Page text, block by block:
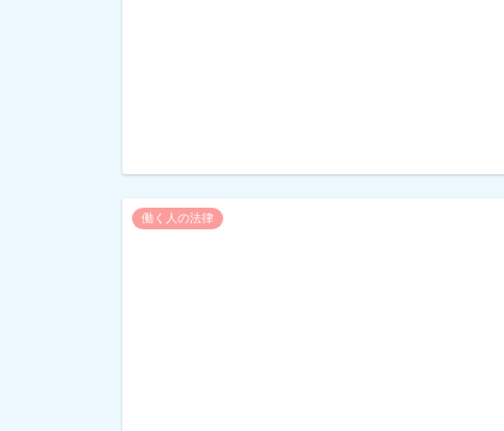
働く人の法律